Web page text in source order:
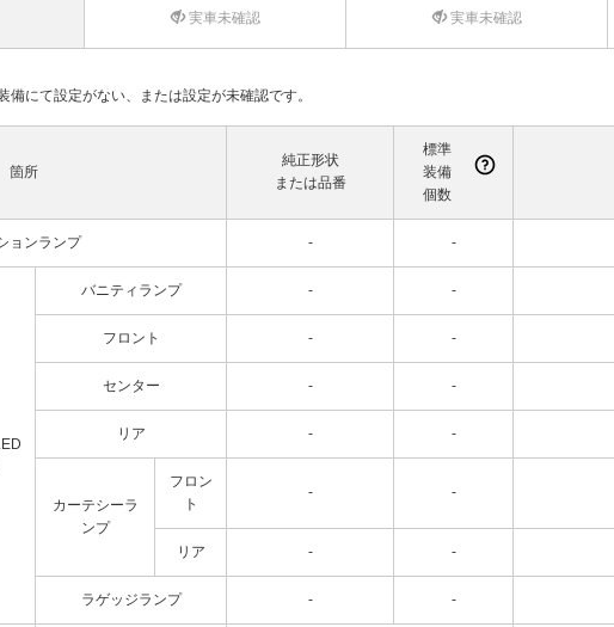
実車未確認 実車未確認
にて設定がない、または設定が未確認です。
箇所
純正形状
または品番
標準
装備
個数
ョンランプ - -
バニティランプ - -
フロント - -
センター - -
リア - -
カーテシーラ
ンプ
フロン
ト
- -
リア - -
ラゲッジランプ - -